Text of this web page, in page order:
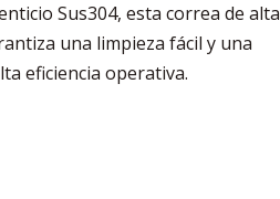
Sus304, esta correa de alta
una limpieza fácil y una
eficiencia operativa.